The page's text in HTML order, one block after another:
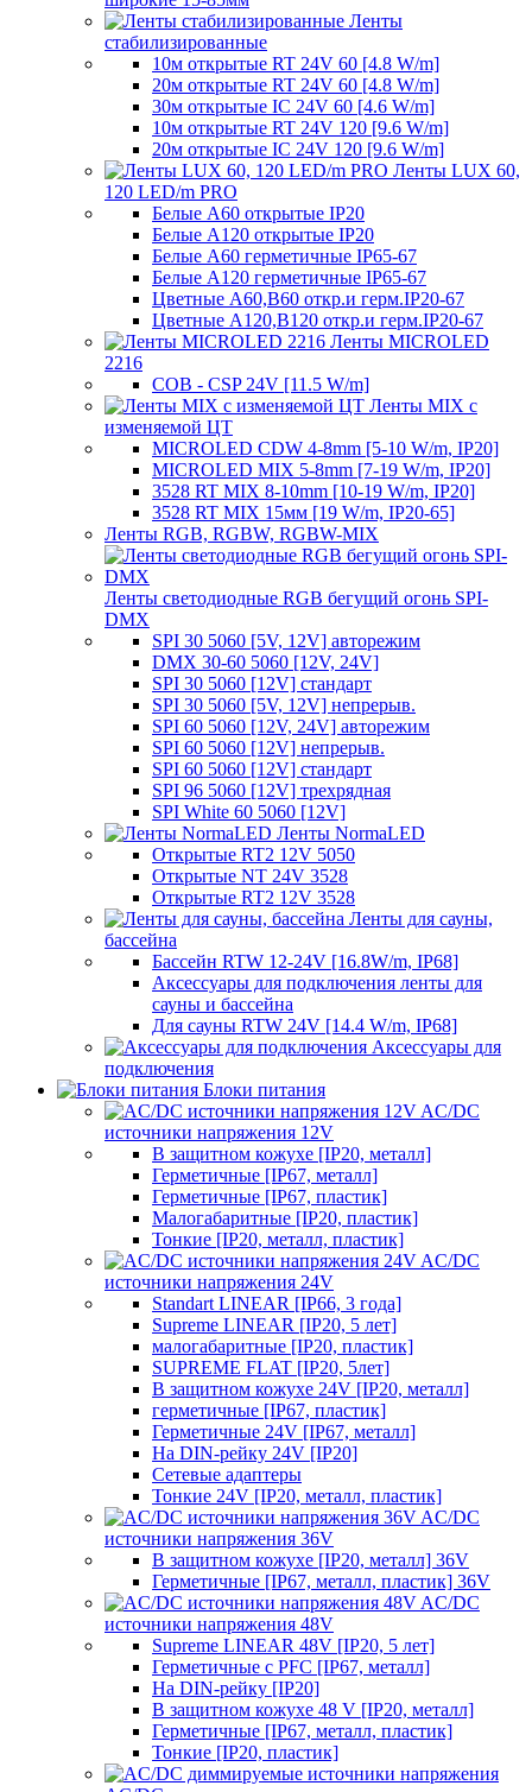
Ленты
стабилизированные
10м открытые RT 24V 60 [4.8 W/m]
20м открытые RT 24V 60 [4.8 W/m]
30м открытые IC 24V 60 [4.6 W/m]
10м открытые RT 24V 120 [9.6 W/m]
20м открытые IC 24V 120 [9.6 W/m]
Ленты LUX 60,
120 LED/m PRO
Белые A60 открытые IP20
Белые A120 открытые IP20
Белые A60 герметичные IP65-67
Белые A120 герметичные IP65-67
Цветные A60,B60 откр.и герм.IP20-67
Цветные A120,B120 откр.и герм.IP20-67
Ленты MICROLED
2216
COB - CSP 24V [11.5 W/m]
Ленты MIX с
изменяемой ЦТ
MICROLED CDW 4-8mm [5-10 W/m, IP20]
MICROLED MIX 5-8mm [7-19 W/m, IP20]
3528 RT MIX 8-10mm [10-19 W/m, IP20]
3528 RT MIX 15мм [19 W/m, IP20-65]
Ленты RGB, RGBW, RGBW-MIX
Ленты светодиодные RGB бегущий огонь SPI-
DMX
SPI 30 5060 [5V, 12V] авторежим
DMX 30-60 5060 [12V, 24V]
SPI 30 5060 [12V] стандарт
SPI 30 5060 [5V, 12V] непрерыв.
SPI 60 5060 [12V, 24V] авторежим
SPI 60 5060 [12V] непрерыв.
SPI 60 5060 [12V] стандарт
SPI 96 5060 [12V] трехрядная
SPI White 60 5060 [12V]
Ленты NormaLED
Открытые RT2 12V 5050
Открытые NT 24V 3528
Открытые RT2 12V 3528
Ленты для сауны,
бассейна
Бассейн RTW 12-24V [16.8W/m, IP68]
Аксессуары для подключения ленты для
сауны и бассейна
Для сауны RTW 24V [14.4 W/m, IP68]
Аксессуары для
подключения
Блоки питания
AC/DC
источники напряжения 12V
В защитном кожухе [IP20, металл]
Герметичные [IP67, металл]
Герметичные [IP67, пластик]
Малогабаритные [IP20, пластик]
Тонкие [IP20, металл, пластик]
AC/DC
источники напряжения 24V
Standart LINEAR [IP66, 3 года]
Supreme LINEAR [IP20, 5 лет]
малогабаритные [IP20, пластик]
SUPREME FLAT [IP20, 5лет]
В защитном кожухе 24V [IP20, металл]
герметичные [IP67, пластик]
Герметичные 24V [IP67, металл]
На DIN-рейку 24V [IP20]
Сетевые адаптеры
Тонкие 24V [IP20, металл, пластик]
AC/DC
источники напряжения 36V
В защитном кожухе [IP20, металл] 36V
Герметичные [IP67, металл, пластик] 36V
AC/DC
источники напряжения 48V
Supreme LINEAR 48V [IP20, 5 лет]
Герметичные с PFC [IP67, металл]
На DIN-рейку [IP20]
В защитном кожухе 48 V [IP20, металл]
Герметичные [IP67, металл, пластик]
Тонкие [IP20, пластик]